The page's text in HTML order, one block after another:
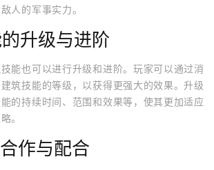
人的军事实力。
升级与进阶
能也可以进行升级和进阶。玩家可以通过消
筑技能的等级，以获得更强大的效果。升级
的持续时间、范围和效果等，使其更加适应
。
作与配合